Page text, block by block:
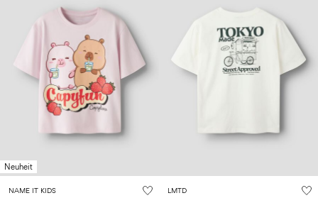
Neuheit
NAME IT KIDS LMTD